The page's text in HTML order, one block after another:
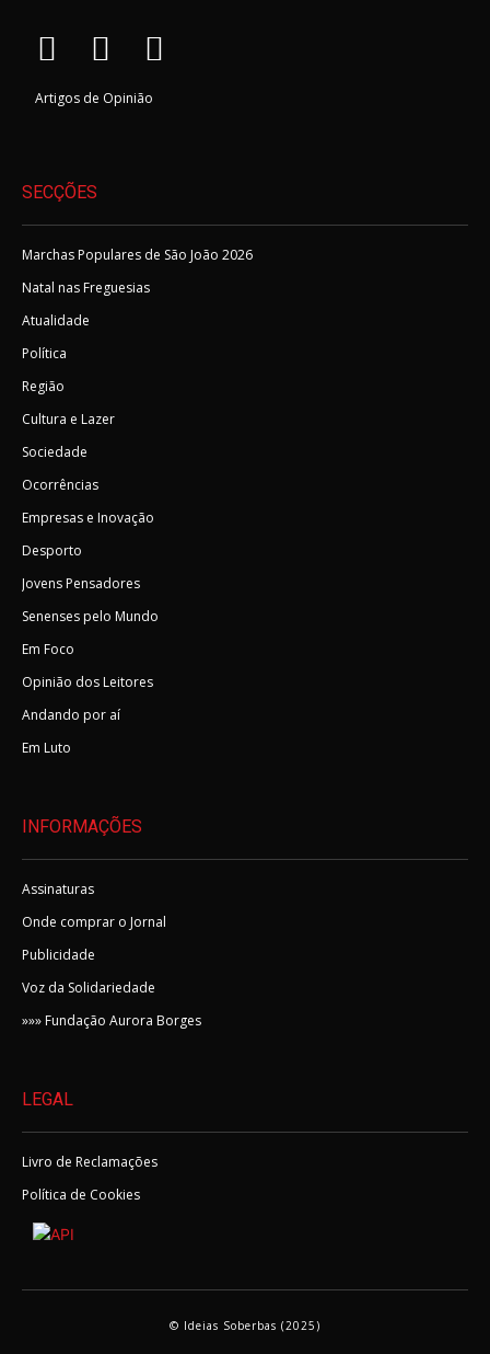
Artigos de Opinião
SECÇÕES
Marchas Populares de São João 2026
Natal nas Freguesias
Atualidade
Política
Região
Cultura e Lazer
Sociedade
Ocorrências
Empresas e Inovação
Desporto
Jovens Pensadores
Senenses pelo Mundo
Em Foco
Opinião dos Leitores
Andando por aí
Em Luto
INFORMAÇÕES
Assinaturas
Onde comprar o Jornal
Publicidade
Voz da Solidariedade
»»» Fundação Aurora Borges
LEGAL
Livro de Reclamações
Política de Cookies
© Ideias Soberbas (2025)